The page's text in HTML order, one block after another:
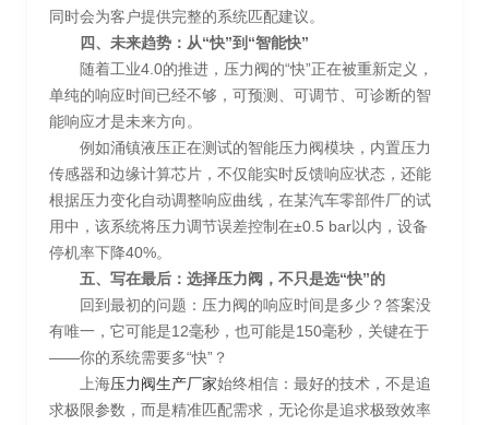
同时会为客户提供完整的系统匹配建议。
四、未来趋势：从“快”到“智能快”
随着工业4.0的推进，压力阀的“快”正在被重新定义，
单纯的响应时间已经不够，可预测、可调节、可诊断的智
能响应才是未来方向。
例如涌镇液压正在测试的智能压力阀模块，内置压力
传感器和边缘计算芯片，不仅能实时反馈响应状态，还能
根据压力变化自动调整响应曲线，在某汽车零部件厂的试
用中，该系统将压力调节误差控制在±0.5 bar以内，设备
停机率下降40%。
五、写在最后：选择压力阀，不只是选“快”的
回到最初的问题：压力阀的响应时间是多少？答案没
有唯一，它可能是12毫秒，也可能是150毫秒，关键在于
——你的系统需要多“快”？
上海压力阀生产厂家始终相信：最好的技术，不是追
求极限参数，而是精准匹配需求，无论你是追求极致效率